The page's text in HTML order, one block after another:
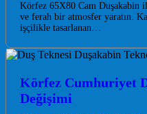
Körfez 65X80 Cam Duşakabin
ve ferah bir atmosfer yaratın.
işçilikle tasarlanan…
Körfez Cumhuriyet
Değişimi